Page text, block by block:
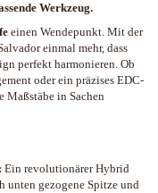
Werkzeug.
einen Wendepunkt. Mit der
einmal mehr, dass
perfekt harmonieren. Ob
oder ein präzises EDC-
Maßstäbe in Sachen
Ein revolutionärer Hybrid
unten gezogene Spitze und